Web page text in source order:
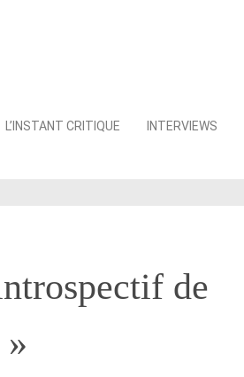
L’INSTANT CRITIQUE INTERVIEWS
de